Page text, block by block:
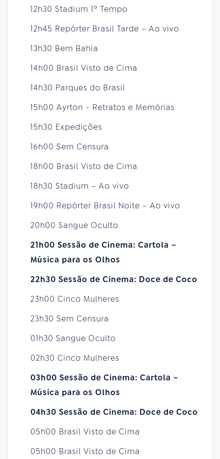
12h30 Stadium 1º Tempo
12h45 Repórter Brasil Tarde – Ao vivo
13h30 Bem Bahia
14h00 Brasil Visto de Cima
14h30 Parques do Brasil
15h00 Ayrton - Retratos e Memórias
15h30 Expedições
16h00 Sem Censura
18h00 Brasil Visto de Cima
18h30 Stadium – Ao vivo
19h00 Repórter Brasil Noite – Ao vivo
20h00 Sangue Oculto
21h00 Sessão de Cinema: Cartola –
Música para os Olhos
22h30 Sessão de Cinema: Doce de Coco
23h00 Cinco Mulheres
23h30 Sem Censura
01h30 Sangue Oculto
02h30 Cinco Mulheres
03h00 Sessão de Cinema: Cartola –
Música para os Olhos
04h30 Sessão de Cinema: Doce de Coco
05h00 Brasil Visto de Cima
05h00 Brasil Visto de Cima